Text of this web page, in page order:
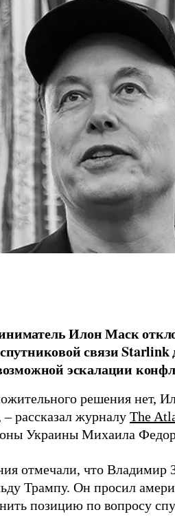
Илон Маск
связи Starlink
эскалации
решения нет,
рассказал журналу The
Украины Михаила
отмечали, что Владимир
Трампу. Он просил
позицию по вопросу